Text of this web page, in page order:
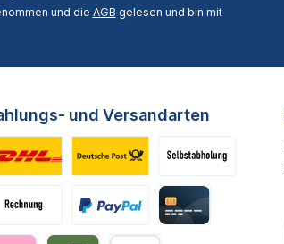
und die AGB gelesen und bin mit
und Versandarten